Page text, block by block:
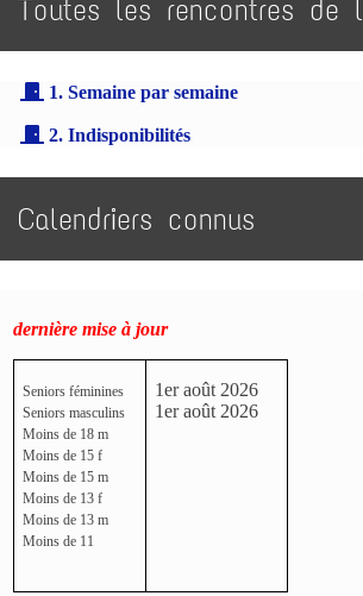
Toutes les rencontres de
1. Semaine par semaine
2. Indisponibilités
Calendriers connus
dernière mise à jour
Seniors féminines
Seniors masculins
Moins de 18 m
Moins de 15 f
Moins de 15 m
Moins de 13 f
Moins de 13 m
Moins de 11
1er août 2026
1er août 2026